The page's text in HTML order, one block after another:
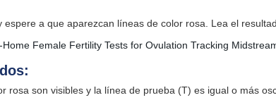
a que aparezcan líneas de color rosa. Lea el
rosa son visibles y la línea de prueba (T) es igual o más